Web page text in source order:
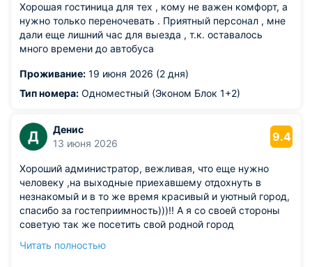
Хорошая гостиница для тех , кому не важен комфорт, а
нужно только переночевать . Приятный персонал , мне
дали еще лишний час для выезда , т.к. оставалось
много времени до автобуса
Проживание: 19 июня 2026 (2 дня)
Тип номера: Одноместный (Эконом Блок 1+2)
Д
Денис
13 июня 2026
9.4
Хороший администратор, вежливая, что еще нужно
человеку ,на выходные приехавшему отдохнуть в
незнакомый и в то же время красивый и уютный город,
спасибо за гостеприимность)))!! А я со своей стороны
советую так же посетить свой родной город
спальные районы не в счет, сам из спальных)))) но нет
Читать полностью